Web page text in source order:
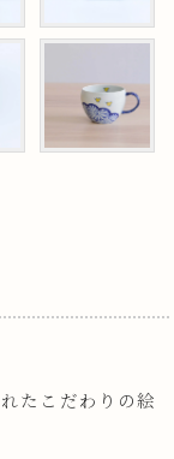
たこだわりの絵